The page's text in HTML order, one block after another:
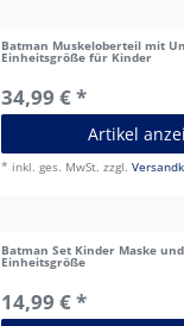
Batman Muskeloberteil mit
Einheitsgröße für Kinder
34,99 € *
Artikel
* inkl. ges. MwSt. zzgl.
Batman Set Kinder Maske und
Einheitsgröße
14,99 € *